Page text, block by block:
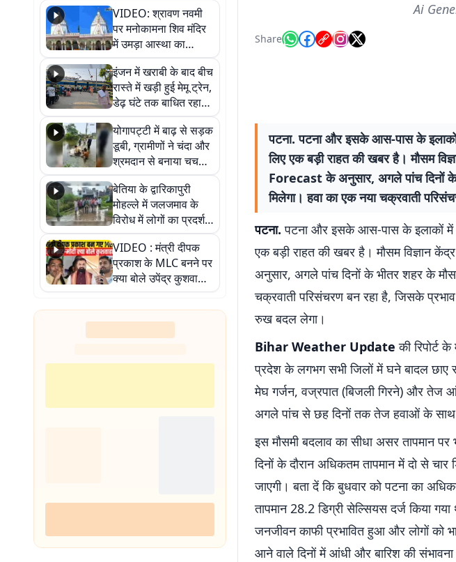
VIDEO: श्रावण नवमी
पर मनोकामना शिव मंदिर
में उमड़ा आस्था का
सैलाब, हर-हर महादेव के
जयघोष से गूंजा परिसर
इंजन में खराबी के बाद बीच
रास्ते में खड़ी हुई मेमू ट्रेन,
डेढ़ घंटे तक बाधित रहा
आवागमन
योगापट्टी में बाढ़ से सड़क
डूबी, ग्रामीणों ने चंदा और
श्रमदान से बनाया चचरी
पुल
बेतिया के द्वारिकापुरी
मोहल्ले में जलजमाव के
विरोध में लोगों का प्रदर्शन,
स्थायी समाधान की मांग
VIDEO : मंत्री दीपक
प्रकाश के MLC बनने पर
क्या बोले उपेंद्र कुशवाहा,
सुनिए
Ai
Share
पटना. पटना और इसके आस-पास के इलाकों
लिए एक बड़ी राहत की खबर है। मौसम
Forecast के अनुसार, अगले पांच दिनों
मिलेगा। हवा का एक नया चक्रवाती
पटना.पटना और इसके आस-पास के इलाकों में
एक बड़ी राहत की खबर है। मौसम विज्ञान
अनुसार, अगले पांच दिनों के भीतर शहर के
चक्रवाती परिसंचरण बन रहा है, जिसके
रुख बदल लेगा।
Bihar Weather Update की रिपोर्ट
प्रदेश के लगभग सभी जिलों में घने बादल छाए
मेघ गर्जन, वज्रपात (बिजली गिरने) और तेज
अगले पांच से छह दिनों तक तेज हवाओं के साथ
इस मौसमी बदलाव का सीधा असर तापमान
दिनों के दौरान अधिकतम तापमान में दो से चार
जाएगी। बता दें कि बुधवार को पटना का
तापमान 28.2 डिग्री सेल्सियस दर्ज किया
जनजीवन काफी प्रभावित हुआ और लोगों को
आने वाले दिनों में आंधी और बारिश की